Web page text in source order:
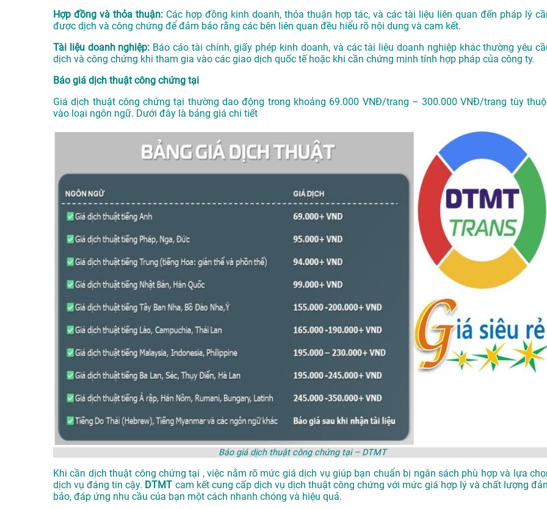
Hợp đồng và thỏa thuận: Các hợp đồng kinh doanh, thỏa thuận hợp tác, và các tài liệu liên quan đến pháp lý
được dịch và công chứng để đảm bảo rằng các bên liên quan đều hiểu rõ nội dung và cam kết.
Tài liệu doanh nghiệp: Báo cáo tài chính, giấy phép kinh doanh, và các tài liệu doanh nghiệp khác thường yêu
dịch và công chứng khi tham gia vào các giao dịch quốc tế hoặc khi cần chứng minh tính hợp pháp của công ty.
Báo giá dịch thuật công chứng tại
Giá dịch thuật công chứng tại thường dao động trong khoảng 69.000 VNĐ/trang – 300.000 VNĐ/trang tùy
vào loại ngôn ngữ. Dưới đây là bảng giá chi tiết
Báo giá dịch thuật công chứng tại – DTMT
Khi cần dịch thuật công chứng tại , việc nắm rõ mức giá dịch vụ giúp bạn chuẩn bị ngân sách phù hợp và lựa
dịch vụ đáng tin cậy. DTMT cam kết cung cấp dịch vụ dịch thuật công chứng với mức giá hợp lý và chất lượng
bảo, đáp ứng nhu cầu của bạn một cách nhanh chóng và hiệu quả.